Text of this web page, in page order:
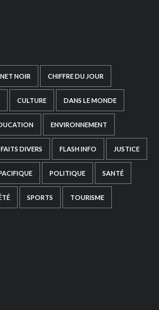
NOIR CHIFFRE DU JOUR
CULTURE DANS LE MONDE
ENVIRONNEMENT
FAITS DIVERS FLASH INFO JUSTICE
POLITIQUE SANTÉ
SPORTS TOURISME